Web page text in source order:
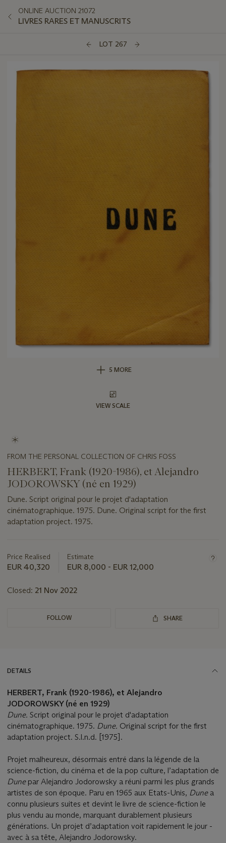
ONLINE AUCTION 21072
LIVRES RARES ET MANUSCRITS
LOT 267
5 MORE
VIEW SCALE
FROM THE PERSONAL COLLECTION OF CHRIS FOSS
HERBERT, Frank (1920-1986), et Alejandro
JODOROWSKY (né en 1929)
Dune. Script original pour le projet d'adaptation
cinématographique. 1975. Dune. Original script for the first
adaptation project. 1975.
about
this
Price Realised
EUR 40,320
Estimate
EUR 8,000 - EUR 12,000
Closed: 21 Nov 2022
FOLLOW SHARE
DETAILS
HERBERT, Frank (1920-1986), et Alejandro
JODOROWSKY (né en 1929)
Dune. Script original pour le projet d'adaptation
cinématographique. 1975. Dune. Original script for the first
adaptation project. S.l.n.d. [1975].
Projet malheureux, désormais entré dans la légende de la
science-fiction, du cinéma et de la pop culture, l’adaptation de
Dune par Alejandro Jodorowsky a réuni parmi les plus grands
artistes de son époque. Paru en 1965 aux Etats-Unis, Dune a
connu plusieurs suites et devint le livre de science-fiction le
plus vendu au monde, marquant durablement plusieurs
générations. Un projet d’adaptation voit rapidement le jour -
avec à sa tête, Alejandro Jodorowsky.